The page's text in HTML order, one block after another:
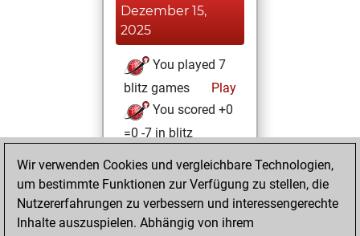
Dezember 15,
2025
You played 7
blitz games
Play
You scored +0
=0 -7 in blitz
Freitag,
Dezember 12,
2025
Wir verwenden Cookies und vergleichbare Technologien,
um bestimmte Funktionen zur Verfügung zu stellen, die
Nutzererfahrungen zu verbessern und interessengerechte
Inhalte auszuspielen. Abhängig von ihrem